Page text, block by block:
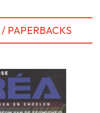
PAPERBACKS